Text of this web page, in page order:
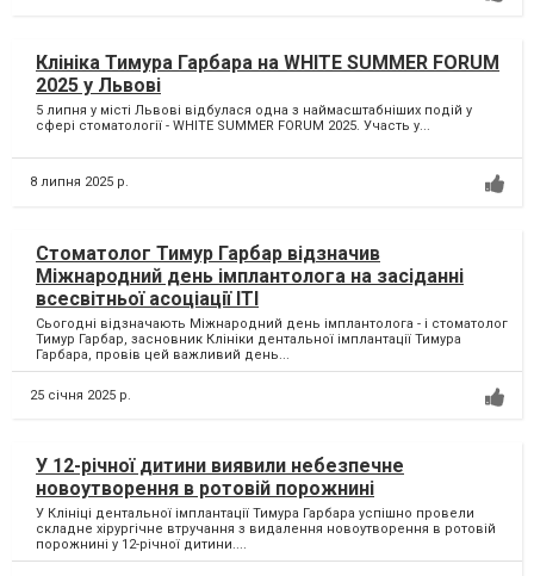
Клініка Тимура Гарбара на WHITE SUMMER FORUM
2025 у Львові
5 липня у місті Львові відбулася одна з наймасштабніших подій у
сфері стоматології - WHITE SUMMER FORUM 2025. Участь у...
8 липня 2025 р.
Стоматолог Тимур Гарбар відзначив
Міжнародний день імплантолога на засіданні
всесвітньої асоціації ІТІ
Сьогодні відзначають Міжнародний день імплантолога - і стоматолог
Тимур Гарбар, засновник Клініки дентальної імплантації Тимура
Гарбара, провів цей важливий день...
25 січня 2025 р.
У 12-річної дитини виявили небезпечне
новоутворення в ротовій порожнині
У Клініці дентальної імплантації Тимура Гарбара успішно провели
складне хірургічне втручання з видалення новоутворення в ротовій
порожнині у 12-річної дитини....